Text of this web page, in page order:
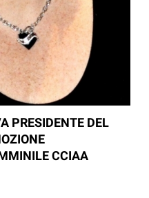
PRESIDENTE DEL
CCIAA